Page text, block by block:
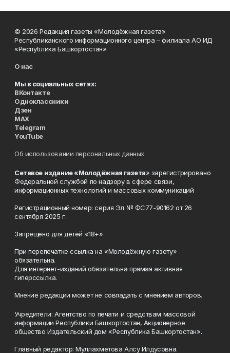
© 2026 Редакция газеты «Молодёжная газета»
Республиканского информационного центра – филиала АО ИД
«Республика Башкортостан»
О нас
Мы в социальных сетях:
ВКонтакте
Одноклассники
Дзен
MAX
Telegram
YouTube
Об использовании персональных данных
Сетевое издание «Молодёжная газета» зарегистрировано
Федеральной службой по надзору в сфере связи,
информационных технологий и массовых коммуникаций
Регистрационный номер: серия Эл № ФС77-90162 от 26
сентября 2025 г.
Запрещено для детей «18+»
При перепечатке ссылка на «Молодёжную газету»
обязательна.
Для интернет-изданий обязательна прямая активная
гиперссылка.
Мнение редакции может не совпадать с мнением авторов.
Учредители: Агентство по печати и средствам массовой
информации Республики Башкортостан, Акционерное
общество Издательский дом «Республика Башкортостан».
Главный редактор: Муллахметова Алсу Илдусовна.